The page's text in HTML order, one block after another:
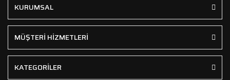
KURUMSAL
MÜŞTERİ HİZMETLERİ
KATEGORİLER